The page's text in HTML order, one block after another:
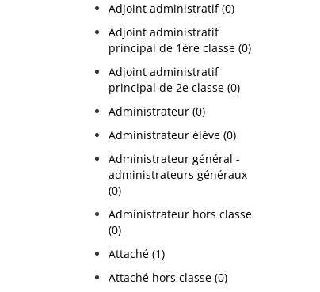
Adjoint administratif (0)
Adjoint administratif
principal de 1ère classe (0)
Adjoint administratif
principal de 2e classe (0)
Administrateur (0)
Administrateur élève (0)
Administrateur général -
administrateurs généraux
(0)
Administrateur hors classe
(0)
Attaché (1)
Attaché hors classe (0)